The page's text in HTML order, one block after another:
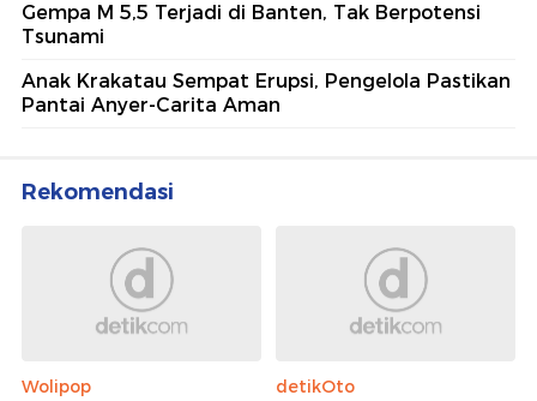
Gempa M 5,5 Terjadi di Banten, Tak Berpotensi
Tsunami
Anak Krakatau Sempat Erupsi, Pengelola Pastikan
Pantai Anyer-Carita Aman
Rekomendasi
Wolipop
detikOto